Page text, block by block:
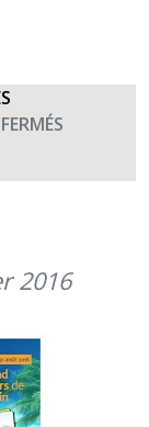
SAVIEZ-
2017)
2016